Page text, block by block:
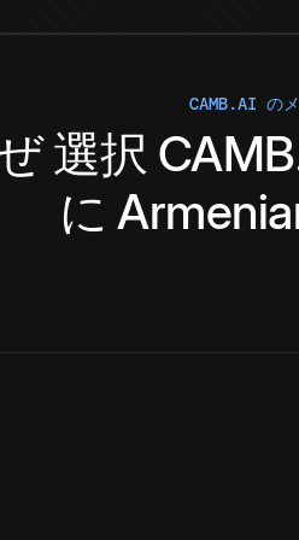
CAMB.AI の
選択
に